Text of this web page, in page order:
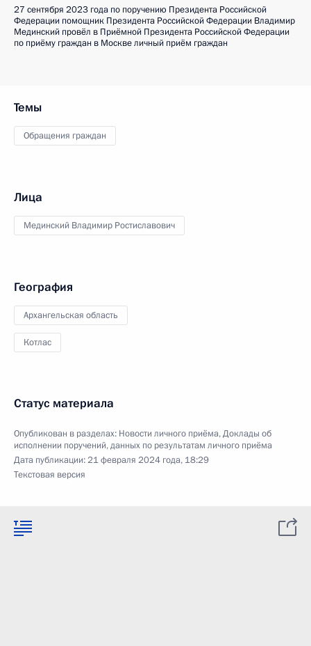
27 сентября 2023 года по поручению Президента Российской
Федерации помощник Президента Российской Федерации Владимир
Мединский провёл в Приёмной Президента Российской Федерации
по приёму граждан в Москве личный приём граждан
Темы
Обращения граждан
Лица
Мединский Владимир Ростиславович
География
Архангельская область
Котлас
Статус материала
Опубликован в разделах: Новости личного приёма,Доклады об
исполнении поручений, данных по результатам личного приёма
Дата публикации:21 февраля 2024 года, 18:29
Текстовая версия